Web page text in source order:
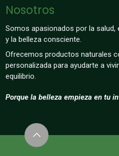
Nosotros
Somos apasionados por la salud,
y la belleza consciente.
Ofrecemos productos naturales
personalizada para ayudarte a
equilibrio.
Porque la belleza empieza en tu